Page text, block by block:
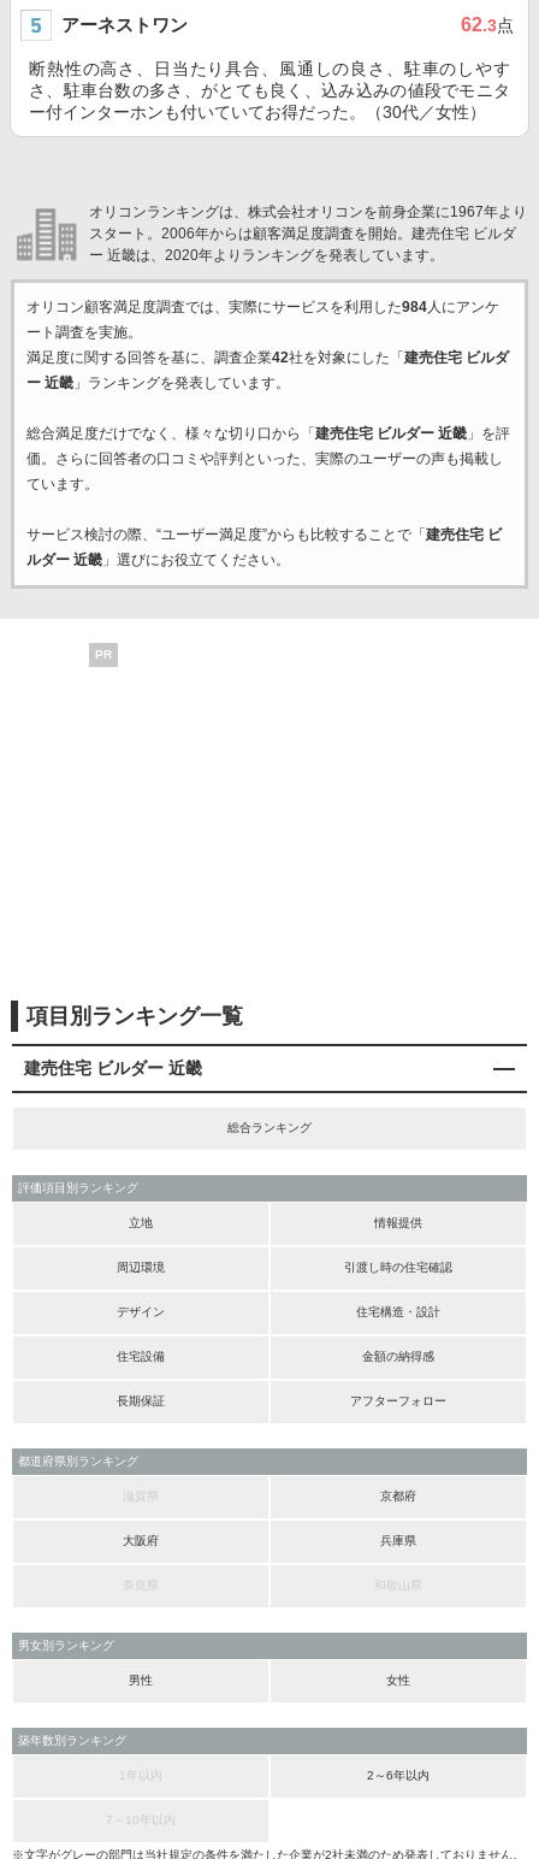
アーネストワン 62.3点
断熱性の高さ、日当たり具合、風通しの良さ、駐車のしやす
さ、駐車台数の多さ、がとても良く、込み込みの値段でモニタ
ー付インターホンも付いていてお得だった。（30代／女性）
オリコンランキングは、株式会社オリコンを前身企業に1967年より
スタート。2006年からは顧客満足度調査を開始。建売住宅 ビルダ
ー 近畿は、2020年よりランキングを発表しています。
オリコン顧客満足度調査では、実際にサービスを利用した984人にアンケ
ート調査を実施。
満足度に関する回答を基に、調査企業42社を対象にした「 建売住宅 ビルダ
ー 近畿」ランキングを発表しています。
総合満足度だけでなく、様々な切り口から「 建売住宅 ビルダー 近畿」を評
価。さらに回答者の口コミや評判といった、実際のユーザーの声も掲載し
ています。
サービス検討の際、“ユーザー満足度”からも比較することで「 建売住宅 ビ
ルダー 近畿」選びにお役立てください。
PR
項目別ランキング一覧
建売住宅 ビルダー 近畿
総合ランキング
評価項目別ランキング
立地 情報提供
周辺環境 引渡し時の住宅確認
デザイン 住宅構造・設計
住宅設備 金額の納得感
長期保証 アフターフォロー
都道府県別ランキング
滋賀県 京都府
大阪府 兵庫県
奈良県 和歌山県
男女別ランキング
男性 女性
築年数別ランキング
1年以内 2～6年以内
7～10年以内
※文字がグレーの部門は当社規定の条件を満たした企業が2社未満のため発表しておりません。